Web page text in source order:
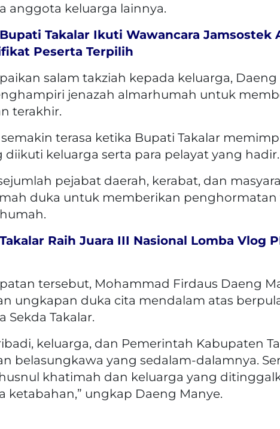
anggota keluarga lainnya.
Bupati Takalar Ikuti Wawancara Jamsostek
Peserta Terpilih
salam takziah kepada keluarga, Daeng
jenazah almarhumah untuk
terakhir.
terasa ketika Bupati Takalar
diikuti keluarga serta para pelayat yang hadir.
pejabat daerah, kerabat, dan
duka untuk memberikan penghormatan
Takalar Raih Juara III Nasional Lomba Vlog
tersebut, Mohammad Firdaus Daeng
ungkapan duka cita mendalam atas
Sekda Takalar.
keluarga, dan Pemerintah Kabupaten
belasungkawa yang sedalam-dalamnya.
khatimah dan keluarga yang
ketabahan,” ungkap Daeng Manye.